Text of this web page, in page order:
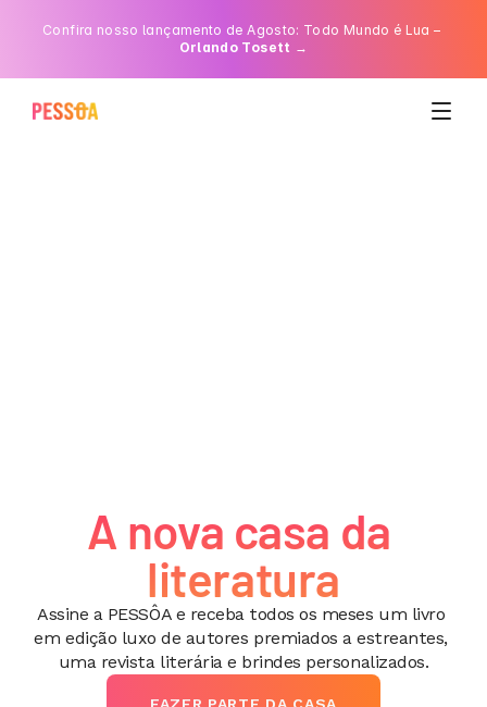
Confira nosso lançamento de Agosto: Todo Mundo é Lua
Orlando Tosett →
A nova casa da
literatura
Assine a PESSÔA e receba todos os meses um livro
em edição luxo de autores premiados a estreantes,
uma revista literária e brindes personalizados.